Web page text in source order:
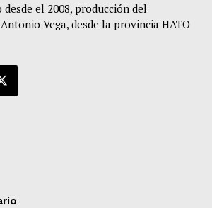
el 2008, producción del
Vega, desde la provincia HATO